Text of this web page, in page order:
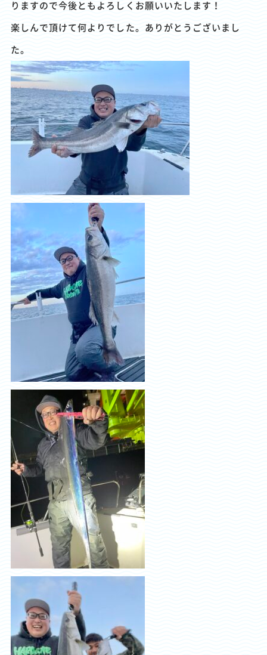
りますので今後ともよろしくお願いいたします！
楽しんで頂けて何よりでした。ありがとうございまし
た。